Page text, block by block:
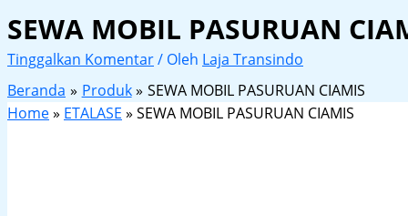
SEWA MOBIL PASURUAN
Tinggalkan Komentar/ Oleh Laja Transindo
Beranda
Produk
SEWA MOBIL PASURUAN CIAMIS
Home» ETALASE » SEWA MOBIL PASURUAN CIAMIS